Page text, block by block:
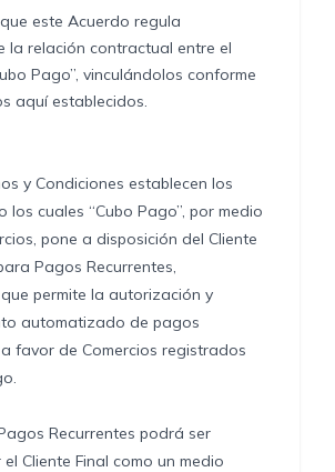
este Acuerdo regula
la relación contractual entre el
Pago”, vinculándolos conforme
aquí establecidos.
y Condiciones establecen los
los cuales “Cubo Pago”, por medio
pone a disposición del Cliente
Pagos Recurrentes,
permite la autorización y
automatizado de pagos
favor de Comercios registrados
Recurrentes podrá ser
Cliente Final como un medio